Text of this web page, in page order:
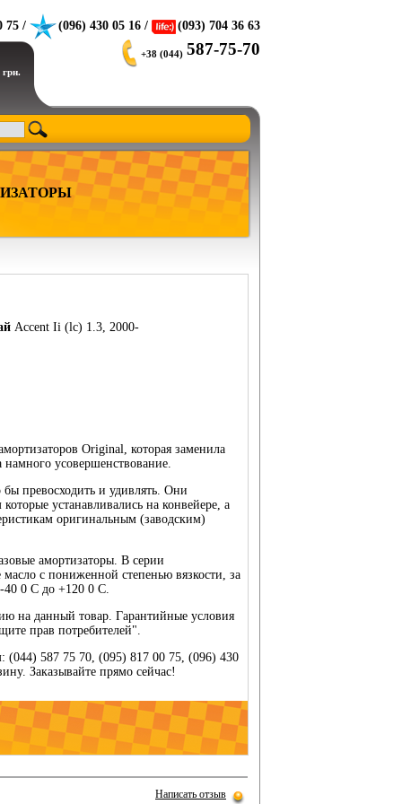
75 / (096) 430 05 16 / (093) 704 36 63
грн.
+38 (044) 587-75-70
Accent Ii (lc) 1.3, 2000-
Original, которая заменила
усовершенствование.
превосходить и удивлять. Они
устанавливались на конвейере, а
оригинальным (заводским)
амортизаторы. В серии
масло с пониженной степенью вязкости, за
-40 0 С до +120 0 С.
на данный товар. Гарантийные условия
прав потребителей".
(044) 587 75 70, (095) 817 00 75, (096) 430
Заказывайте прямо сейчас!
Написать отзыв